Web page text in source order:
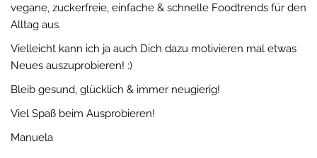
vegane, zuckerfreie, einfache & schnelle Foodtrends für den
Alltag aus.
Vielleicht kann ich ja auch Dich dazu motivieren mal etwas
Neues auszuprobieren! :)
Bleib gesund, glücklich & immer neugierig!
Viel Spaß beim Ausprobieren!
Manuela